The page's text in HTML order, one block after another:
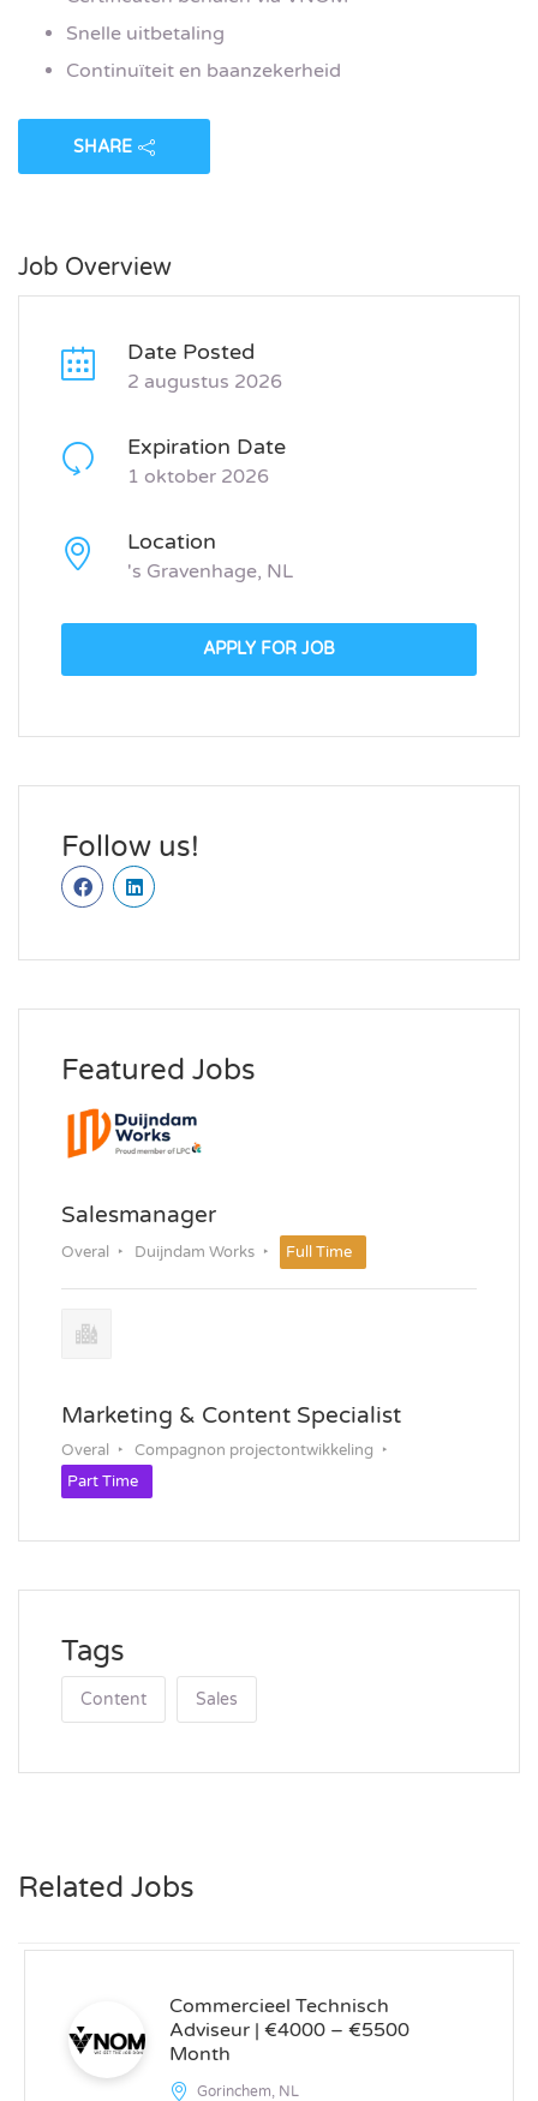
Snelle uitbetaling
Continuïteit en baanzekerheid
SHARE
Job Overview
Date Posted
2 augustus 2026
Expiration Date
1 oktober 2026
Location
's Gravenhage, NL
APPLY FOR JOB
Follow us!
Featured Jobs
Salesmanager
Overal Duijndam Works Full Time
Marketing & Content Specialist
Overal
Compagnon projectontwikkeling
Part Time
Tags
Content Sales
Related Jobs
Commercieel Technisch
Adviseur | €4000 – €5500
Month
Gorinchem, NL